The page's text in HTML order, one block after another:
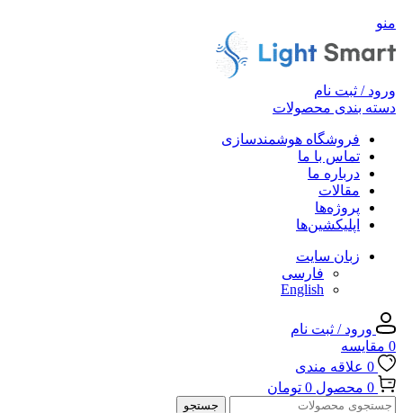
منو
ورود / ثبت نام
دسته بندی محصولات
فروشگاه هوشمندسازی
تماس با ما
درباره ما
مقالات
پروژه‌ها
اپلیکشین‌ها
زبان سایت
فارسی
English
ورود / ثبت نام
0 مقایسه
0 علاقه مندی
0 محصول 0 تومان
جستجو